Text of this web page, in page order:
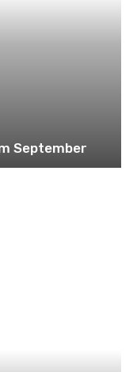
September